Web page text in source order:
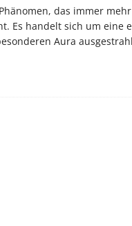
das immer
Es handelt sich um eine
Aura